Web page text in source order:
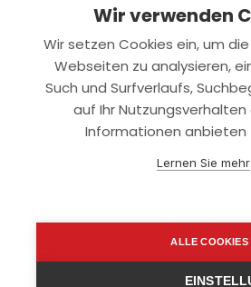
Rechtliches
Datenschutz
support@smartkuendigen.de
Wir verwenden
Wir setzen Cookies ein, um
Webseiten zu analysieren,
Such und Surfverlaufs,
auf Ihr
Informationen anbieten
Lernen Sie mehr
ALLE COOKIES